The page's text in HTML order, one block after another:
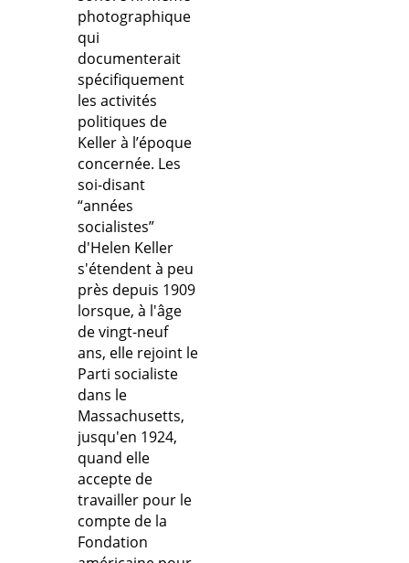
photographique
qui
documenterait
spécifiquement
les activités
politiques de
Keller à l’époque
concernée. Les
soi-disant
“années
socialistes”
d'Helen Keller
s'étendent à peu
près depuis 1909
lorsque, à l'âge
de vingt-neuf
ans, elle rejoint le
Parti socialiste
dans le
Massachusetts,
jusqu'en 1924,
quand elle
accepte de
travailler pour le
compte de la
Fondation